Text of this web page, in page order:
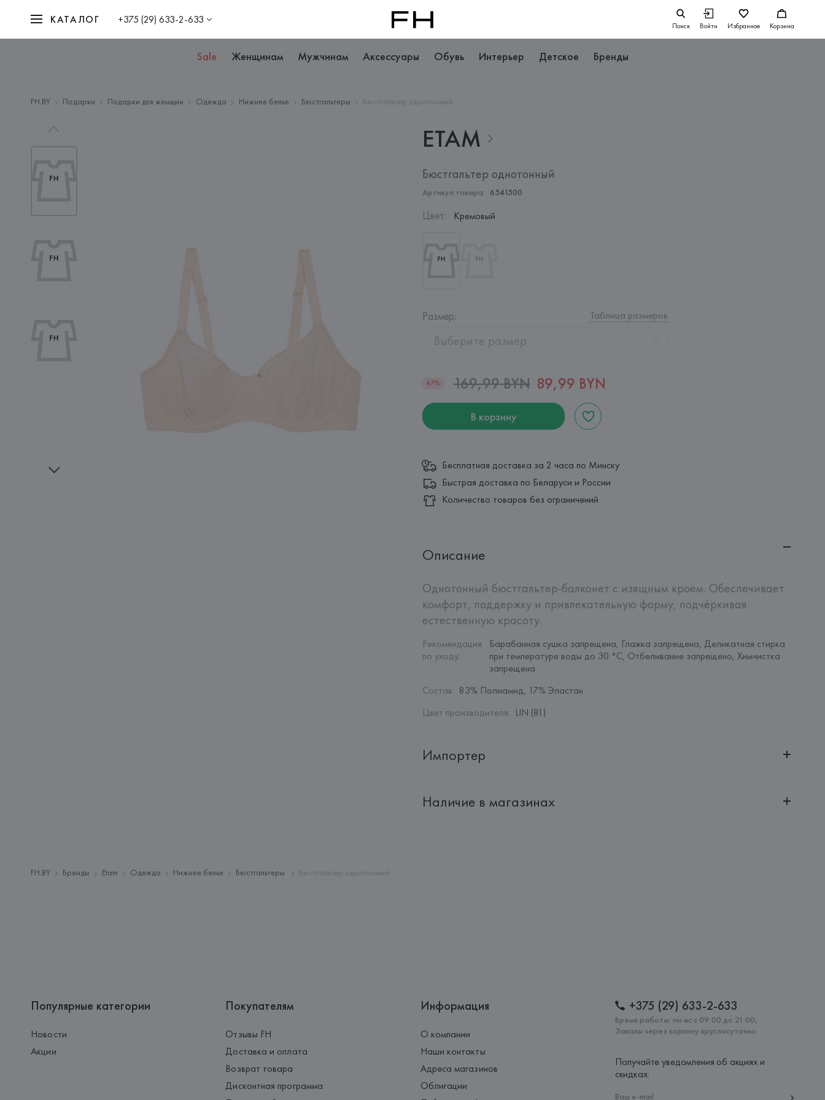
КАТАЛОГ +375 (29) 633-2-633 Поиск Войти Избранное Корзина
Sale Женщинам Мужчинам Аксессуары Обувь Интерьер Детское Бренды
FH.BY Подарки Подарки для женщин Одежда Нижнее белье Бюстгальтеры Бюстгальтер однотонный
ETAM
Бюстгальтер однотонный
Артикул товара: 6541500
Цвет: Кремовый
Размер: Таблица размеров
Выберите размер
47% 169,99 BYN 89,99 BYN
В корзину
Бесплатная доставка за 2 часа по Минску
Быстрая доставка по Беларуси и России
Количество товаров без ограничений
Описание
Однотонный бюстгальтер-балконет с изящным кроем. Обеспечивает
комфорт, поддержку и привлекательную форму, подчёркивая
естественную красоту.
Рекомендация
по уходу:
Барабанная сушка запрещена, Глажка запрещена, Деликатная стирка
при температуре воды до 30 °C, Отбеливание запрещено, Химчистка
запрещена
Состав: 83% Полиамид, 17% Эластан
Цвет производителя: LIN (81)
Импортер
Адрес: Республика Беларусь, 220030, г. Минск, ул. Немига, 5, пом. 39
Наличие в магазинах
FH.BY Бренды Etam Одежда Нижнее белье Бюстгальтеры Бюстгальтер однотонный
Популярные категории
Новости
Акции
Покупателям
Отзывы FH
Доставка и оплата
Возврат товара
Дисконтная программа
Информация
О компании
Наши контакты
Адреса магазинов
Облигации
+375 (29) 633-2-633
Время работы: пн-вс с 09:00 до 21:00,
Заказы через корзину круглосуточно
Получайте уведомления об акциях и
скидках: